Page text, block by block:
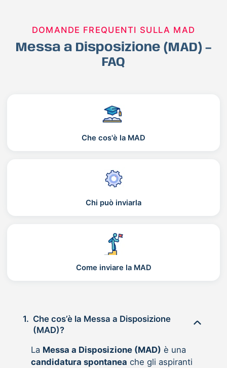
DOMANDE FREQUENTI SULLA MAD
Messa a Disposizione (MAD) –
FAQ
Che cos'è la MAD
Chi può inviarla
Come inviare la MAD
1. Che cos’è la Messa a Disposizione
(MAD)?
La Messa a Disposizione (MAD) è una
candidatura spontanea che gli aspiranti